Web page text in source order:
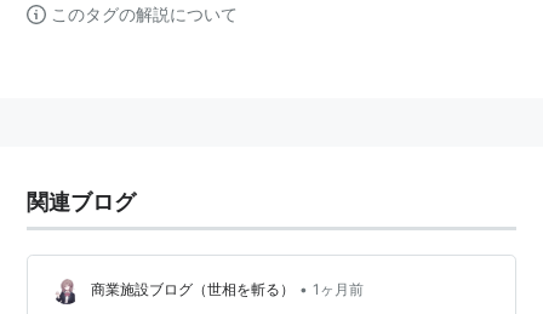
このタグの解説について
関連ブログ
商業施設ブログ（世相を斬る） • 1ヶ月前